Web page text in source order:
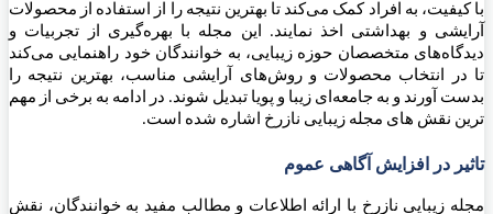
با کیفیت، به افراد کمک می‌کند تا بهترین نتیجه را از استفاده از محصولات
آرایشی و بهداشتی اخذ نمایند. این مجله با بهره‌گیری از تجربیات و
دیدگاه‌های متخصصان حوزه زیبایی، به خوانندگان خود راهنمایی می‌کند
تا در انتخاب محصولات و روش‌های آرایشی مناسب، بهترین نتیجه را
بدست آورند و به جامعه‌ای زیبا و پویا تبدیل شوند. در ادامه به برخی از مهم
ترین نقش های مجله زیبایی نازرخ اشاره شده است.
تاثیر در افزایش آگاهی عموم
مجله زیبایی نازرخ با ارائه اطلاعات و مطالب مفید به خوانندگان، نقش